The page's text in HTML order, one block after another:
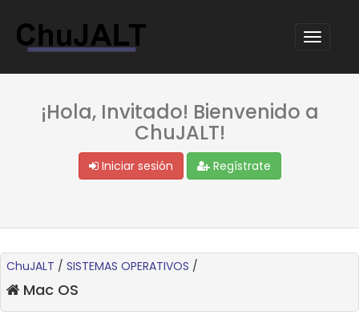
¡Hola, Invitado! Bienvenido a
ChuJALT!
Iniciar sesión Regístrate
ChuJALT / SISTEMAS OPERATIVOS /
Mac OS